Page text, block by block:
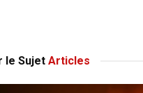
le Sujet Articles